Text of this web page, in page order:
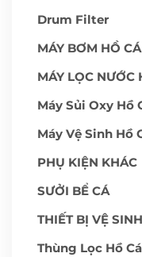
Drum Filter
MÁY BƠM HỒ CÁ
MÁY LỌC NƯỚC
Máy Sủi Oxy Hồ
Máy Vệ Sinh Hồ
PHỤ KIỆN KHÁC
SƯỞI BỂ CÁ
THIẾT BỊ VỆ
Thùng Lọc Hồ